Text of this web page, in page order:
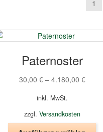
1
Paternoster
30,00 €– 4.180,00 €
inkl. MwSt.
zzgl. Versandkosten